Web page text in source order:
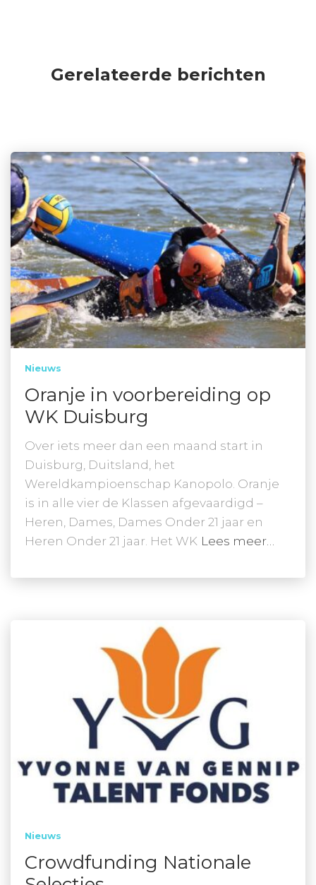
Gerelateerde berichten
Nieuws
Oranje in voorbereiding op
WK Duisburg
Over iets meer dan een maand start in
Duisburg, Duitsland, het
Wereldkampioenschap Kanopolo. Oranje
is in alle vier de Klassen afgevaardigd –
Heren, Dames, Dames Onder 21 jaar en
Heren Onder 21 jaar. Het WK Lees meer…
Nieuws
Crowdfunding Nationale